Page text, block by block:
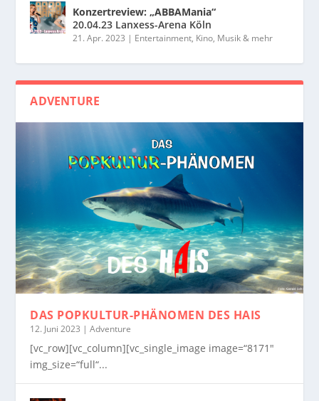
Konzertreview: „ABBAMania“
20.04.23 Lanxess-Arena Köln
21. Apr. 2023 | Entertainment, Kino, Musik & mehr
ADVENTURE
DAS POPKULTUR-PHÄNOMEN DES HAIS
12. Juni 2023 |Adventure
[vc_row][vc_column][vc_single_image image=“8171″
img_size=“full“...